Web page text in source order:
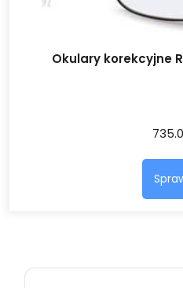
Okulary korekcyjne